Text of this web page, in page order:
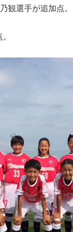
観選手が追加点。